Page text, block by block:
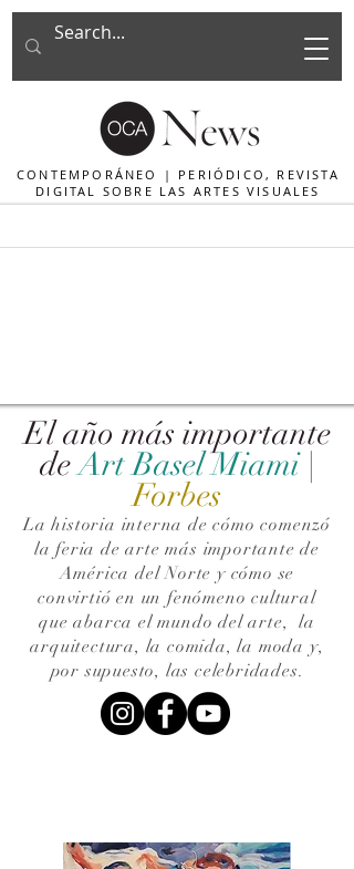
CONTEMPORÁNEO | PERIÓDICO, REVISTA
DIGITAL SOBRE LAS ARTES VISUALES
El año más importante
de Art Basel Miami |
Forbes
La historia interna de cómo comenzó
la feria de arte más importante de
América del Norte y cómo se
convirtió en un fenómeno cultural
que abarca el mundo del arte,la
arquitectura, la comida, la moda y,
por supuesto, las celebridades.